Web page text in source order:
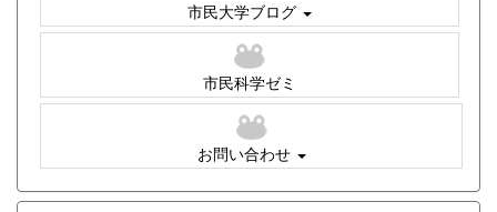
市民大学ブログ
市民科学ゼミ
お問い合わせ